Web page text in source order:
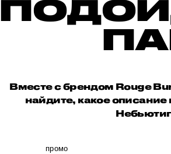
Вместе с брендом Rouge
найдите, какое описание
промо